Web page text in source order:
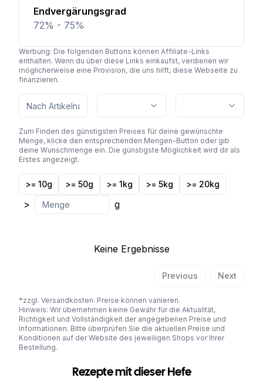
Endvergärungsgrad
72% - 75%
Werbung: Die folgenden Buttons können Affiliate-Links
enthalten. Wenn du über diese Links einkaufst, verdienen wir
möglicherweise eine Provision, die uns hilft, diese Webseite zu
finanzieren.
Zum Finden des günstigsten Preises für deine gewünschte
Menge, klicke den entsprechenden Mengen-Button oder gib
deine Wunschmenge ein. Die günstigste Möglichkeit wird dir als
Erstes angezeigt.
>= 10g >= 50g >= 1kg >= 5kg >= 20kg
> g
Keine Ergebnisse
Previous Next
*zzgl. Versandkosten. Preise können variieren.
Hinweis: Wir übernehmen keine Gewähr für die Aktualität,
Richtigkeit und Vollständigkeit der angegebenen Preise und
Informationen. Bitte überprüfen Sie die aktuellen Preise und
Konditionen auf der Website des jeweiligen Shops vor Ihrer
Bestellung.
Rezepte mit dieser Hefe